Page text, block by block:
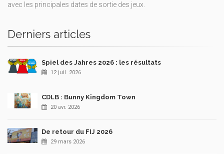
avec les principales dates de sortie des jeux.
Derniers articles
Spiel des Jahres 2026 : les résultats
12 juil. 2026
CDLB : Bunny Kingdom Town
20 avr. 2026
De retour du FIJ 2026
29 mars 2026